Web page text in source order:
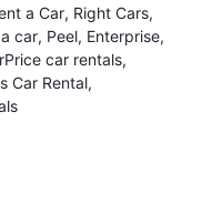
a Car Right Cars
car Peel Enterprise
car rentals
Car Rental